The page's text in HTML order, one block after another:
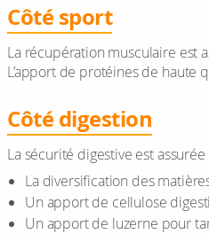
Côté sport
La récu­pé­ra­tion mus­cu­laire est
L’ap­port de pro­téines de haute
Côté diges­tion
La sécu­rité diges­tive est assu­rée
La diver­si­fi­ca­tion des
Un apport de cel­lu­lose
Un apport de luzerne pour